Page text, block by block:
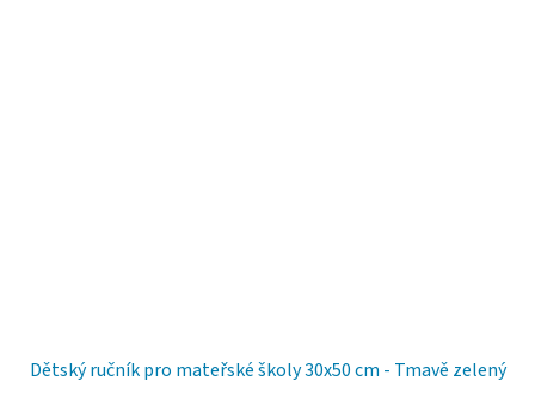
Dětský ručník pro mateřské školy 30x50 cm - Tmavě zelený